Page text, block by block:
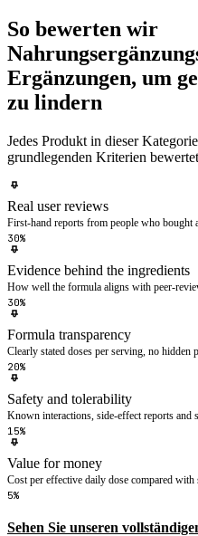
So bewerten wir
Ergänzungen, um
zu lindern
Jedes Produkt in dieser
grundlegenden Kriterien
Real user reviews
First-hand reports from people who bought
30%
Evidence behind the ingredients
How well the formula aligns with peer-
30%
Formula transparency
Clearly stated doses per serving, no hidden
20%
Safety and tolerability
Known interactions, side-effect reports
15%
Value for money
Cost per effective daily dose compared
5%
Sehen Sie unseren